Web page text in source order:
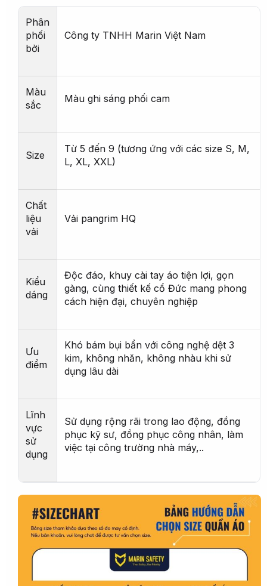
Phân
phối
bởi
Công ty TNHH Marin Việt Nam
Màu
sắc
Màu ghi sáng phối cam
Size
Từ 5 đến 9 (tương ứng với các size S, M,
L, XL, XXL)
Chất
liệu
vải
Vải pangrim HQ
Kiểu
dáng
Độc đáo, khuy cài tay áo tiện lợi, gọn
gàng, cùng thiết kế cổ Đức mang phong
cách hiện đại, chuyên nghiệp
Ưu
điểm
Khó bám bụi bẩn với công nghệ dệt 3
kim, không nhăn, không nhàu khi sử
dụng lâu dài
Lĩnh
vực
sử
dụng
Sử dụng rộng rãi trong lao động, đồng
phục kỹ sư, đồng phục công nhân, làm
việc tại công trường nhà máy,..